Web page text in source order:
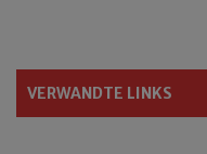
VERWANDTE LINKS